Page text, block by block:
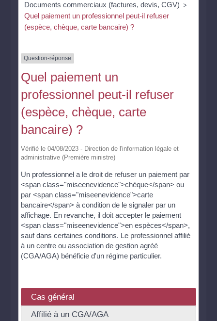
Documents commerciaux (factures, devis, CGV) >
Quel paiement un professionnel peut-il refuser
(espèce, chèque, carte bancaire) ?
Question-réponse
Quel paiement un
professionnel peut-il refuser
(espèce, chèque, carte
bancaire) ?
Vérifié le 04/08/2023 - Direction de l'information légale et
administrative (Première ministre)
Un professionnel a le droit de refuser un paiement par
<span class="miseenevidence">chèque</span> ou
par <span class="miseenevidence">carte
bancaire</span> à condition de le signaler par un
affichage. En revanche, il doit accepter le paiement
<span class="miseenevidence">en espèces</span>,
sauf dans certaines conditions. Le professionnel affilié
à un centre ou association de gestion agréé
(CGA/AGA) bénéficie d'un régime particulier.
Cas général
Affilié à un CGA/AGA